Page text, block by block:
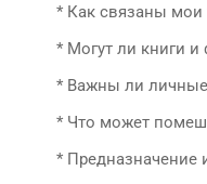
* Как связаны мои
* Могут ли книги
* Важны ли
* Что может
* Предназначение